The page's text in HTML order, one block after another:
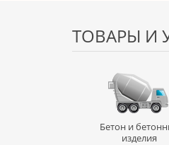
ТОВАРЫ И
Бетон и
изделия